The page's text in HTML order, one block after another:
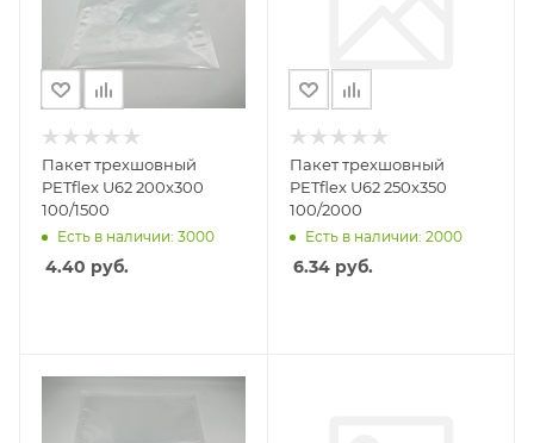
Пакет трехшовный
PETflex U62 200x300
100/1500
Есть в наличии: 3000
4.40 руб.
Пакет трехшовный
PETflex U62 250x350
100/2000
Есть в наличии: 2000
6.34руб.